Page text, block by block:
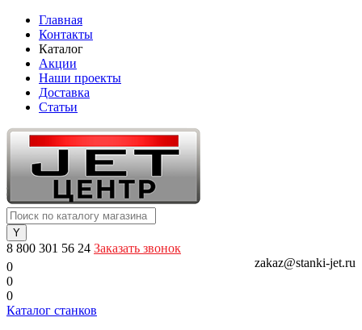
Главная
Контакты
Каталог
Акции
Наши проекты
Доставка
Статьи
8 800 301 56 24 Заказать звонок
zakaz@stanki-jet.ru
0
0
0
Каталог станков